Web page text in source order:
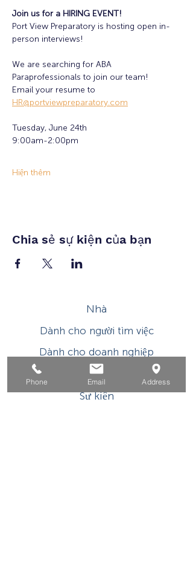
Join us for a HIRING EVENT!
Port View Preparatory is hosting open in-
person interviews!
We are searching for ABA
Paraprofessionals to join our team!
Email your resume to
HR@portviewpreparatory.com
Tuesday, June 24th
9:00am-2:00pm
Hiện thêm
Chia sẻ sự kiện của bạn
Nhà
Dành cho người tìm việc
Dành cho doanh nghiệp
Cho tuổi trẻ
Sự kiện
Phone Email Address